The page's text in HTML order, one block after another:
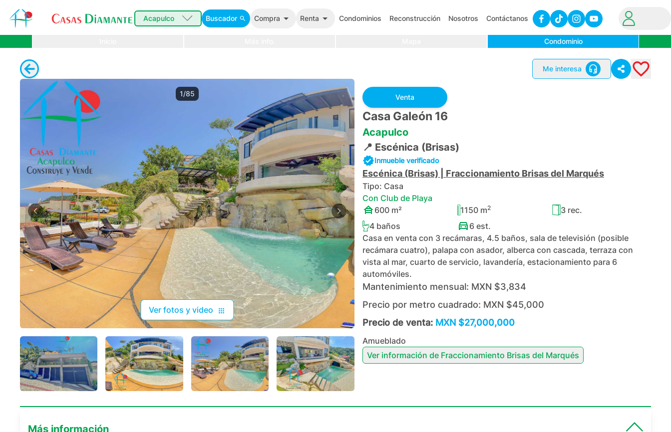
Acapulco Buscador Compra Renta Condominios Reconstrucción Nosotros Contáctanos
Condominio
Me interesa
1/85
Ver fotos y video
+81
Venta
Casa Galeón 16
Acapulco
📍 Escénica (Brisas)
Inmueble verificado
Escénica (Brisas) Fraccionamiento Brisas del Marqués
Tipo: Casa
Con Club de Playa
600m² 1150 m2 3rec.
4 baños 6est.
Casa en venta con 3 recámaras, 4.5 baños, sala de televisión (posible
recámara cuatro), palapa con asador, alberca con cascada, terraza con
vista al mar, cuarto de servicio, lavandería, estacionamiento para 6
automóviles.
Mantenimiento mensual: MXN $3,834
Precio por metro cuadrado: MXN $45,000
Precio de venta: MXN $27,000,000
Amueblado
Ver información de Fraccionamiento Brisas del Marqués
Más información